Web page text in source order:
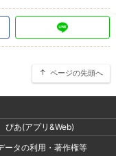
ページの先頭へ
ぴあ(アプリ&Web)
ータの利用・著作権等